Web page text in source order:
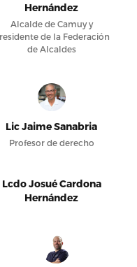
Hernández
Alcalde de Camuy y
de la Federación
de Alcaldes
Lic Jaime Sanabria
Profesor de derecho
Lcdo Josué Cardona
Hernández